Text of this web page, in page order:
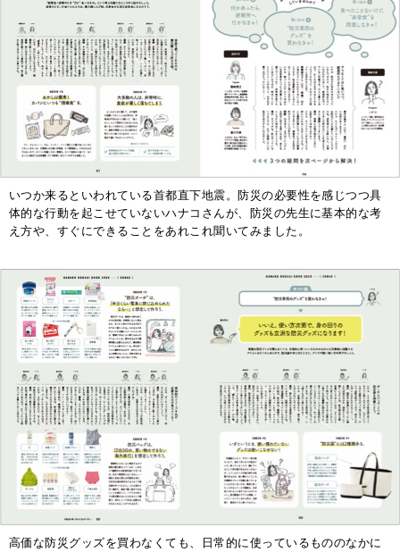
いつか来るといわれている首都直下地震。防災の必要性を感じつつ具
体的な行動を起こせていないハナコさんが、防災の先生に基本的な考
え方や、すぐにできることをあれこれ聞いてみました。
高価な防災グッズを買わなくても、日常的に使っているもののなかに